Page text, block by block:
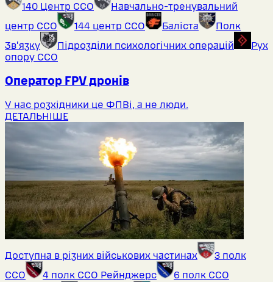
140 Центр ССО
Навчально-тренувальний
центр ССО
144 центр ССО Баліста
Полк
Звʼязку
Підрозділи психологічних операцій
Рух
опору ССО
Оператор FPV дронів
У нас розхідники це ФПВі, а не люди.
ДЕТАЛЬНІШЕ
Доступна в різних військових частинах
3 полк
ССО
4 полк ССО Рейнджерс
6 полк ССО